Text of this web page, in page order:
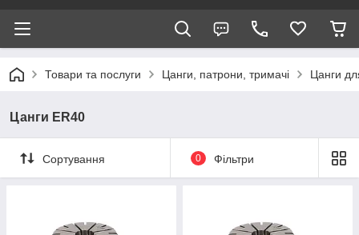
Товари та послуги Цанги, патрони, тримачі Цанги
Цанги ER40
Сортування 0 Фільтри